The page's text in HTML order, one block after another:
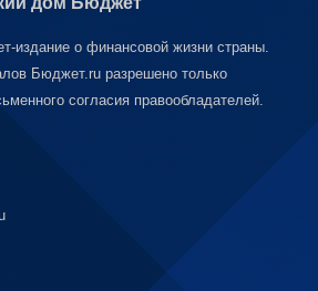
о финансовой жизни страны.
Бюджет.ru разрешено только
согласия правообладателей.